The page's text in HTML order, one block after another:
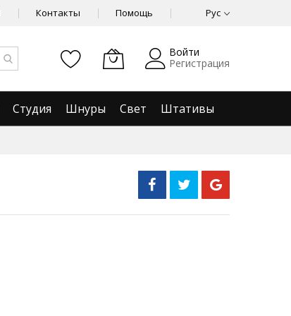
Контакты Помощь Рус
Войти
Регистрация
Студия Шнуры Свет
Штативы